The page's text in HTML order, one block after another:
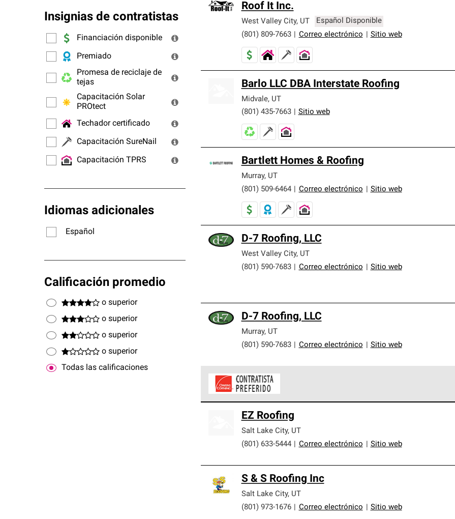
Insignias de contratistas
Financiación disponible
Premiado
Promesa de reciclaje de
tejas
Capacitación Solar
PROtect
Techador certificado
Capacitación SureNail
Capacitación TPRS
Idiomas adicionales
Español
Calificación promedio
o superior
o superior
o superior
o superior
Todas las calificaciones
Roof It Inc.
West Valley City, UT
Español Disponible
(801) 809-7663
Correo electrónico Sitio web
Barlo LLC DBA Interstate Roofing
Midvale, UT
(801) 435-7663
Sitio web
Bartlett Homes & Roofing
Murray, UT
(801) 509-6464
Correo electrónico Sitio web
D-7 Roofing, LLC
West Valley City, UT
(801) 590-7683
Correo electrónico Sitio web
D-7 Roofing, LLC
Murray, UT
(801) 590-7683
Correo electrónico Sitio web
cumplen con altos estándares y requisitos estrictos de
EZ Roofing
Salt Lake City, UT
(801) 633-5444
Correo electrónico Sitio web
S & S Roofing Inc
Salt Lake City, UT
(801) 973-1676
Correo electrónico Sitio web